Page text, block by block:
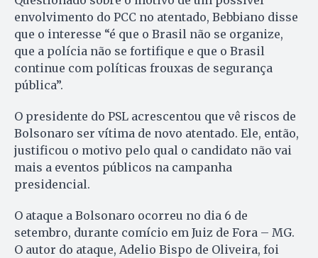
envolvimento do PCC no atentado, Bebbiano disse
que o interesse “é que o Brasil não se organize,
que a polícia não se fortifique e que o Brasil
continue com políticas frouxas de segurança
pública”.
O presidente do PSL acrescentou que vê riscos de
Bolsonaro ser vítima de novo atentado. Ele, então,
justificou o motivo pelo qual o candidato não vai
mais a eventos públicos na campanha
presidencial.
O ataque a Bolsonaro ocorreu no dia 6 de
setembro, durante comício em Juiz de Fora – MG.
O autor do ataque, Adelio Bispo de Oliveira, foi